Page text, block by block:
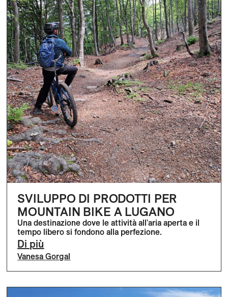
SVILUPPO DI PRODOTTI PER
MOUNTAIN BIKE A LUGANO
Una destinazione dove le attività all'aria aperta e il
tempo libero si fondono alla perfezione.
Di più
Vanesa Gorgal